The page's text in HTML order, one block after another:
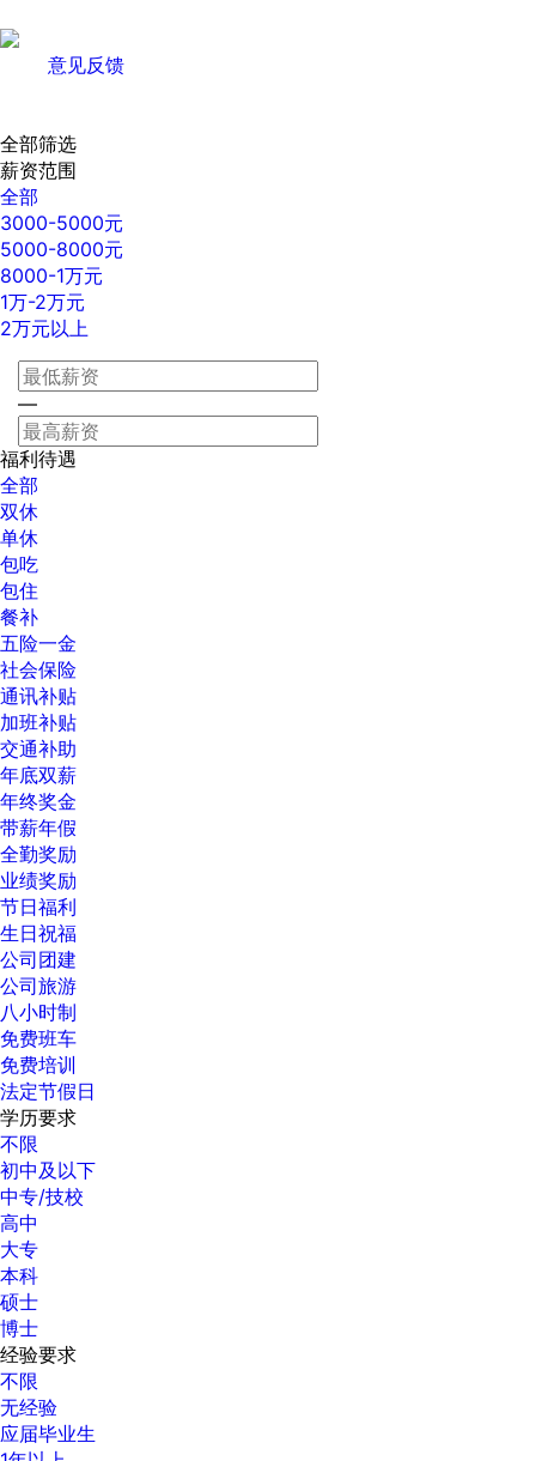
意见反馈
全部筛选
薪资范围
全部
3000-5000元
5000-8000元
8000-1万元
1万-2万元
2万元以上
—
福利待遇
全部
双休
单休
包吃
包住
餐补
五险一金
社会保险
通讯补贴
加班补贴
交通补助
年底双薪
年终奖金
带薪年假
全勤奖励
业绩奖励
节日福利
生日祝福
公司团建
公司旅游
八小时制
免费班车
免费培训
法定节假日
学历要求
不限
初中及以下
中专/技校
高中
大专
本科
硕士
博士
经验要求
不限
无经验
应届毕业生